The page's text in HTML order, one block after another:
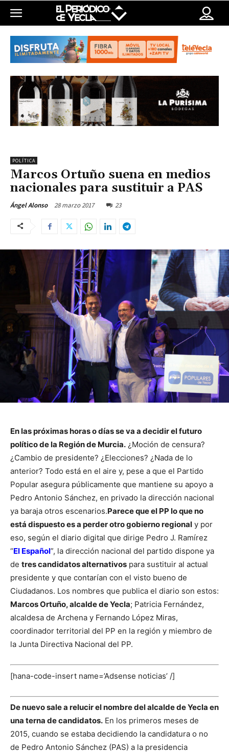
POLÍTICA
Marcos Ortuño suena en medios
nacionales para sustituir a PAS
Ángel Alonso 28 marzo 2017 23
En las próximas horas o días se va a decidir el futuro
político de la Región de Murcia. ¿Moción de censura?
¿Cambio de presidente? ¿Elecciones? ¿Nada de lo
anterior? Todo está en el aire y, pese a que el Partido
Popular asegura públicamente que mantiene su apoyo a
Pedro Antonio Sánchez, en privado la dirección nacional
ya baraja otros escenarios.Parece que el PP lo que no
está dispuesto es a perder otro gobierno regional y por
eso, según el diario digital que dirige Pedro J. Ramírez
“El Español”, la dirección nacional del partido dispone ya
de tres candidatos alternativos para sustituir al actual
presidente y que contarían con el visto bueno de
Ciudadanos. Los nombres que publica el diario son estos:
Marcos Ortuño, alcalde de Yecla; Patricia Fernández,
alcaldesa de Archena y Fernando López Miras,
coordinador territorial del PP en la región y miembro de
la Junta Directiva Nacional del PP.
[hana-code-insert name=’Adsense noticias’ /]
De nuevo sale a relucir el nombre del alcalde de Yecla en
una terna de candidatos. En los primeros meses de
2015, cuando se estaba decidiendo la candidatura o no
de Pedro Antonio Sánchez (PAS) a la presidencia